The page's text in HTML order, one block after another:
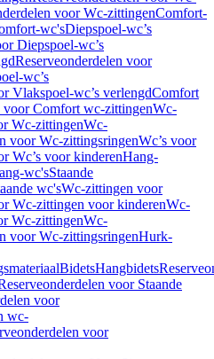
voor Wc-zittingenComfort-
wc'sDiepspoel-wc’s
Diepspoel-wc’s
Reserveonderdelen voor
wc’s
Vlakspoel-wc’s verlengdComfort
voor Comfort wc-zittingenWc-
Wc-zittingenWc-
voor Wc-zittingsringenWc’s voor
Wc’s voor kinderenHang-
wc'sStaande
wc'sWc-zittingen voor
Wc-zittingen voor kinderenWc-
Wc-zittingenWc-
voor Wc-zittingsringenHurk-
BidetsHangbidets
voor Staande
voor
wc-
voor